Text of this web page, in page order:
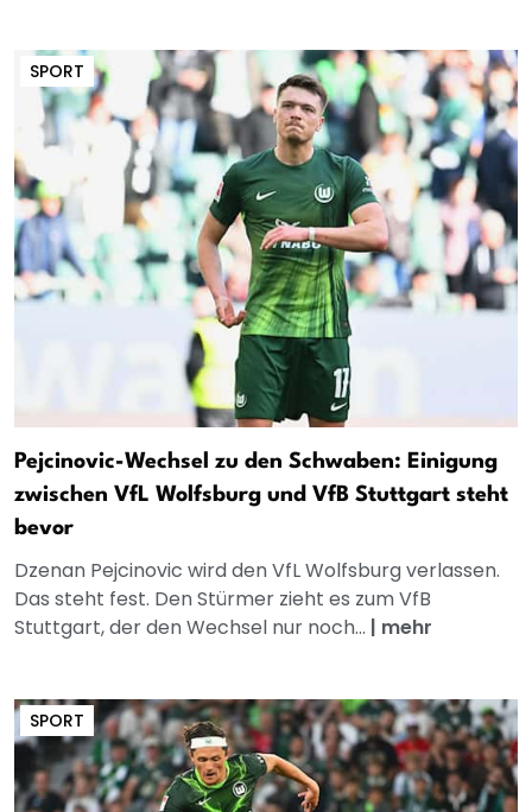
SPORT
Pejcinovic-Wechsel zu den Schwaben: Einigung
zwischen VfL Wolfsburg und VfB Stuttgart steht
bevor
Dzenan Pejcinovic wird den VfL Wolfsburg verlassen.
Das steht fest. Den Stürmer zieht es zum VfB
Stuttgart, der den Wechsel nur noch... | mehr
SPORT